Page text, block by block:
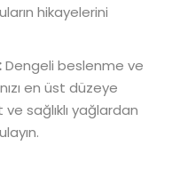
hikayelerini
Dengeli beslenme ve
en üst düzeye
sağlıklı yağlardan